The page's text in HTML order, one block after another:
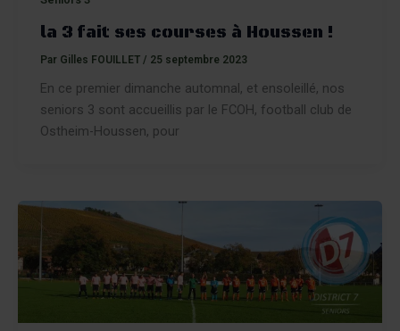
la 3 fait ses courses à Houssen !
Par Gilles FOUILLET / 25 septembre 2023
En ce premier dimanche automnal, et ensoleillé, nos
seniors 3 sont accueillis par le FCOH, football club de
Ostheim-Houssen, pour